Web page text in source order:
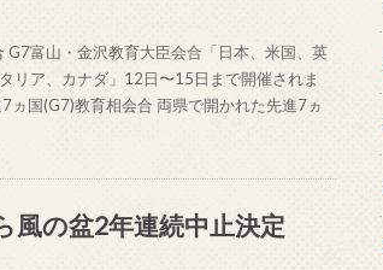
G7富山・金沢教育大臣会合「日本、米国、英
リア、カナダ」12日〜15日まで開催されま
ヵ国(G7)教育相会合 両県で開かれた先進7ヵ
の盆2年連続中止決定